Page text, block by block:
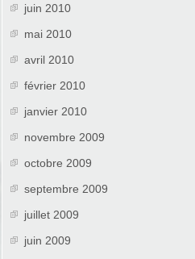
juin 2010
mai 2010
avril 2010
février 2010
janvier 2010
novembre 2009
octobre 2009
septembre 2009
juillet 2009
juin 2009